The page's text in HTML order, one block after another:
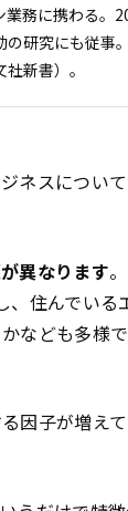
業務に携わる。
の研究にも従
新書）。
ネスについ
異なります
住んでい
なども多様で
因子が増えて